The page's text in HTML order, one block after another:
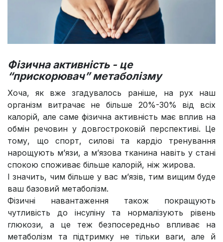
Фізична активність - це
“прискорювач” метаболізму
Хоча, як вже згадувалось раніше, на рух наш
організм витрачає не більше 20%-30% від всіх
калорій, але саме фізична активність має вплив на
обмін речовин у довгостроковій перспективі. Це
тому, що спорт, силові та кардіо тренування
нарощують м’язи, а м’язова тканина навіть у стані
спокою споживає більше калорій, ніж жирова.
І значить, чим більше у вас м’язів, тим вищим буде
ваш базовий метаболізм.
Фізичні навантаження також покращують
чутливість до інсуліну та нормалізують рівень
глюкози, а це теж безпосередньо впливає на
метаболізм та підтримку не тільки ваги, але й